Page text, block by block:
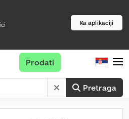
Ka aplikaciji
Pretraga
Prodati